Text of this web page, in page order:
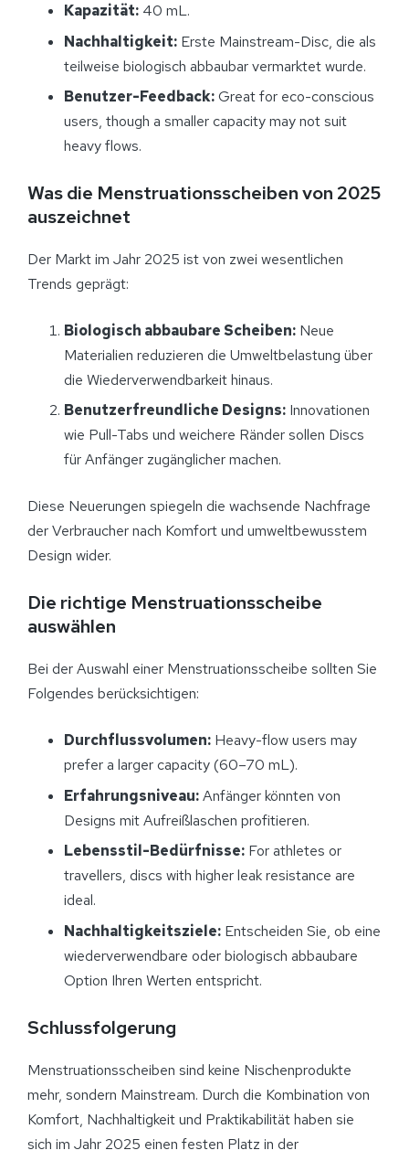
Kapazität: 40 mL.
Nachhaltigkeit: Erste Mainstream-Disc, die als
teilweise biologisch abbaubar vermarktet wurde.
Benutzer-Feedback:Great for eco-conscious
users, though a smaller capacity may not suit
heavy flows.
Was die Menstruationsscheiben von 2025
auszeichnet
Der Markt im Jahr 2025 ist von zwei wesentlichen
Trends geprägt:
Biologisch abbaubare Scheiben: Neue
Materialien reduzieren die Umweltbelastung über
die Wiederverwendbarkeit hinaus.
Benutzerfreundliche Designs: Innovationen
wie Pull-Tabs und weichere Ränder sollen Discs
für Anfänger zugänglicher machen.
Diese Neuerungen spiegeln die wachsende Nachfrage
der Verbraucher nach Komfort und umweltbewusstem
Design wider.
Die richtige Menstruationsscheibe
auswählen
Bei der Auswahl einer Menstruationsscheibe sollten Sie
Folgendes berücksichtigen:
Durchflussvolumen: Heavy-flow users may
prefer a larger capacity (60–70 mL).
Erfahrungsniveau:Anfänger könnten von
Designs mit Aufreißlaschen profitieren.
Lebensstil-Bedürfnisse: For athletes or
travellers, discs with higher leak resistance are
ideal.
Nachhaltigkeitsziele: Entscheiden Sie, ob eine
wiederverwendbare oder biologisch abbaubare
Option Ihren Werten entspricht.
Schlussfolgerung
Menstruationsscheiben sind keine Nischenprodukte
mehr, sondern Mainstream. Durch die Kombination von
Komfort, Nachhaltigkeit und Praktikabilität haben sie
sich im Jahr 2025 einen festen Platz in der